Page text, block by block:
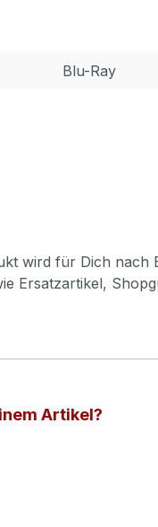
Blu-Ray
wird für Dich nach
Ersatzartikel,
Artikel?